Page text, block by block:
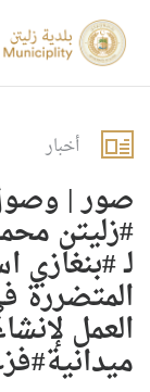
أخبار
صور | وصول
#زليتن
لـ #بنغازي
المتضررة
العمل